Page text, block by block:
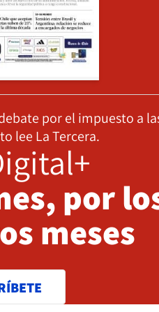
por el impuesto a
lee La Tercera.
por
meses